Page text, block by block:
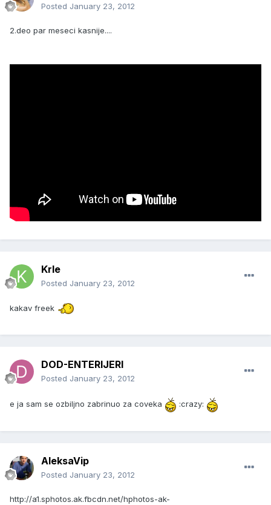
Posted January 23, 2012
2.deo par meseci kasnije....
Krle
Posted January 23, 2012
kakav freek
DOD-ENTERIJERI
Posted January 23, 2012
e ja sam se ozbiljno zabrinuo za coveka :crazy:
AleksaVip
Posted January 23, 2012
http://a1.sphotos.ak.fbcdn.net/hphotos-ak-